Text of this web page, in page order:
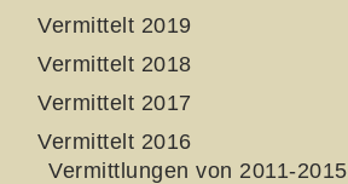
Vermittelt 2019
Vermittelt 2018
Vermittelt 2017
Vermittelt 2016
Vermittlungen von 2011-2015